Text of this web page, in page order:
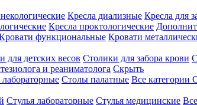
Кресла диализные Кресла для
Кресла проктологические
функциональные Кровати
для детских весов Столики для забора крови
и реаниматолога Скрыть
Столы палатные Все категории
Стулья лабораторные Стулья медицинские